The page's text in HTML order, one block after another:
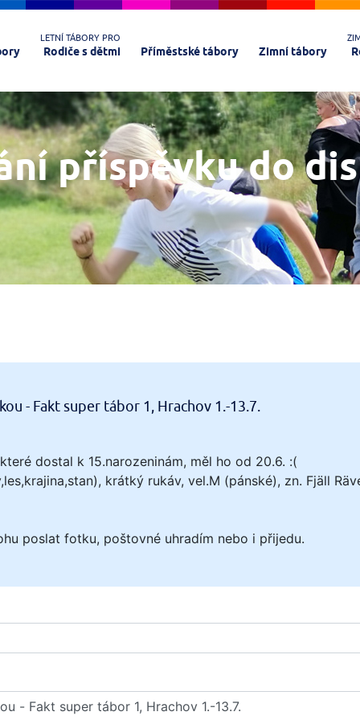
LETNÍ TÁBORY PRO
Rodiče s dětmi Příměstské tábory Zimní tábory
příspěvku do
- Fakt super tábor 1, Hrachov 1.-13.7.
dostal k 15.narozeninám, měl ho od 20.6. :(
krátký rukáv, vel.M (pánské), zn. Fjäll
poslat fotku, poštovné uhradím nebo i přijedu.